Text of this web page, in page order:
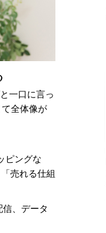
一口に言っ
全体像が
ピングな
売れる仕組
、データ